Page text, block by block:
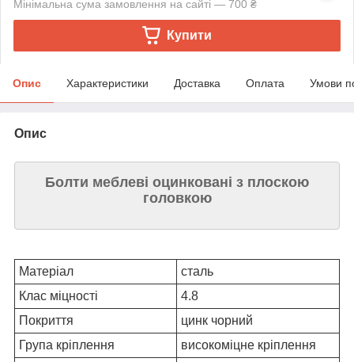
Мінімальна сума замовлення на сайті — 700 ₴
Купити
Опис Характеристики Доставка Оплата Умови
Опис
Болти меблеві оцинковані з плоскою
головкою
Матеріал
сталь
Клас міцності
4.8
Покриття
цинк чорний
Група кріплення
високоміцне кріплення